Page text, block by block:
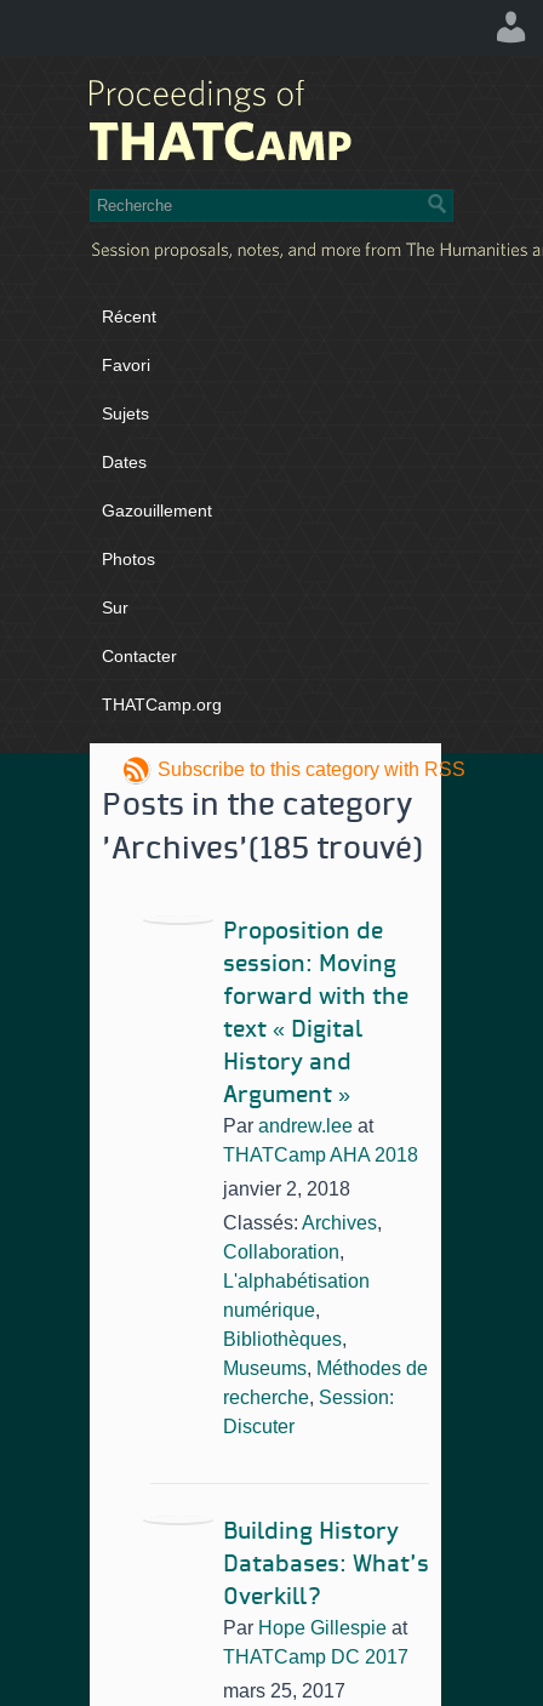
Récent
Favori
Sujets
Dates
Gazouillement
Photos
Sur
Contacter
THATCamp.org
Subscribe to this category with RSS
Posts in the category
'Archives'(185 trouvé)
Proposition de
session: Moving
forward with the
text « Digital
History and
Argument »
Par andrew.lee at
THATCamp AHA 2018
janvier 2, 2018
Classés: Archives,
Collaboration,
L'alphabétisation
numérique,
Bibliothèques,
Museums, Méthodes de
recherche, Session:
Discuter
Building History
Databases: What’s
Overkill?
Par Hope Gillespie at
THATCamp DC 2017
mars 25, 2017